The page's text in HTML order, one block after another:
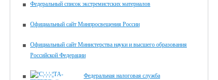
Федеральный список экстремистских материалов
Официальный сайт Минпросвещения России
Официальный сайт Министерства науки и высшего образования
Российской Федерации
Федеральная налоговая служба